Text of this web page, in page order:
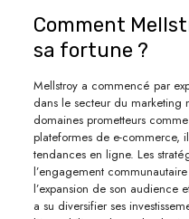
Comment
sa fortune ?
Mellstroy a commencé par
dans le secteur du marketing
domaines prometteurs
plateformes de e-commerce,
tendances en ligne. Les
l’engagement
l’expansion de son audience
a su diversifier ses